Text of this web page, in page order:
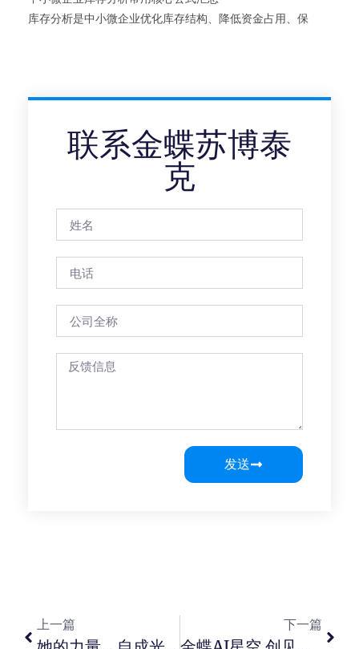
库存分析是中小微企业优化库存结构、降低资金占用、保
联系金蝶苏博泰
克
发送
上一篇 下一篇